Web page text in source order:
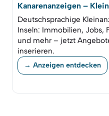
Kanarenanzeigen –
Deutschsprachige
Inseln: Immobilien, Jobs,
und mehr – jetzt
inserieren.
→ Anzeigen entdecken